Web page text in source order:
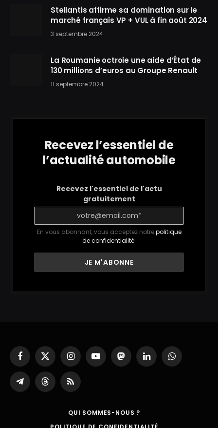
Stellantis affirme sa domination sur le
marché français VP + VUL à fin août 2024
3 septembre 2024
La Roumanie octroie une aide d’État de
130 millions d’euros au Groupe Renault
11 septembre 2024
Recevez l’essentiel de
l’actualité automobile
Recevez l'essentiel de l'actu
gratuitement
En vous abonnant, vous acceptez notrepolitique
de confidentialité.
Facebook
X
(Twitter)
InstagramYouTubeMastodonLinkedInWhatsApp
Partager
sur
ThreadsRSS
QUI SOMMES-NOUS ?